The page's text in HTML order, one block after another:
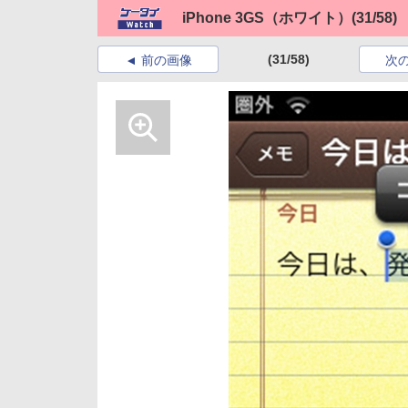
iPhone 3GS（ホワイト） (31/58)
前の画像 (31/58) 次